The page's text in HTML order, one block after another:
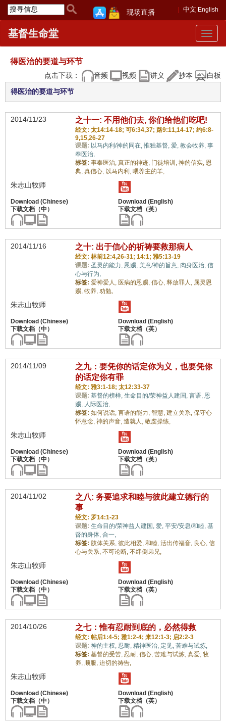
中文 English
现场直播
Toggle
基督生命堂
得医治的要道与环节
点击下载： 音频 视频 讲义 抄本 白板
得医治的要道与环节
2014/11/23 之十一: 不用他们去, 你们给他们吃吧!
经文: 太14:14-18; 可6:34,37; 路9:11,14-17; 约6:8-
9,15,26-27
课题: 以马内利/神的同在,惟独基督, 爱, 教会牧养, 事
奉医治,
标签: 事奉医治, 真正的神迹, 门徒培训, 神的信实, 恩
典, 真信心, 以马内利, 喂养主的羊,
朱志山牧师
2014/11/16 之十: 出于信心的祈祷要救那病人
经文: 林前12:4,26-31; 14:1; 雅5:13-19
课题: 圣灵的能力, 恩赐, 美意/神的旨意, 肉身医治, 信
心与行为,
标签: 爱神爱人, 医病的恩赐, 信心, 释放罪人, 属灵恩
赐, 牧养, 劝勉,
朱志山牧师
2014/11/09
之九：要凭你的话定你为义，也要凭你
的话定你有罪
经文: 雅3:1-18; 太12:33-37
课题: 基督的榜样, 生命目的/荣神益人建国, 言语, 恩
赐, 人际医治,
标签: 如何说话, 言语的能力, 智慧, 建立关系, 保守心
怀意念, 神的声音, 造就人, 敬虔操练,
朱志山牧师
2014/11/02
之八: 务要追求和睦与彼此建立德行的
事
经文: 罗14:1-23
课题: 生命目的/荣神益人建国, 爱, 平安/安息/和睦, 基
督的身体, 合一,
标签: 肢体关系, 彼此相爱, 和睦, 活出传福音, 良心, 信
心与关系, 不可论断, 不绊倒弟兄,
朱志山牧师
2014/10/26 之七：惟有忍耐到底的，必然得救
经文: 帖后1:4-5; 雅1:2-4; 来12:1-3; 启2:2-3
课题: 神的主权, 忍耐, 精神医治, 定见, 苦难与试炼,
标签: 基督的受苦, 忍耐, 信心, 苦难与试炼, 真爱, 牧
养, 顺服, 迫切的祷告,
朱志山牧师